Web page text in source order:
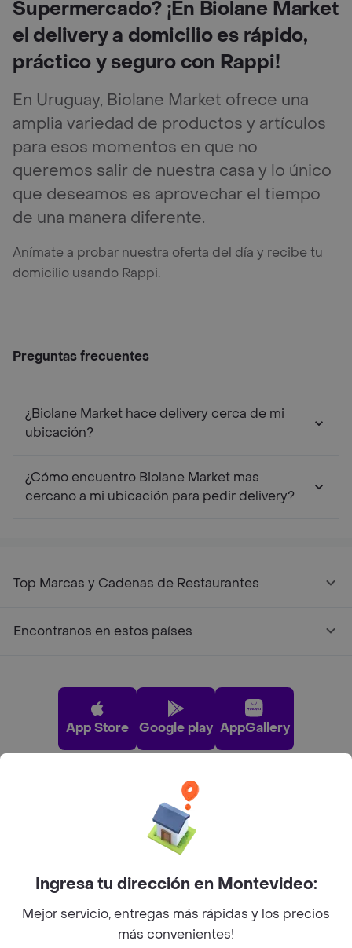
Supermercado? ¡En Biolane Market
el delivery a domicilio es rápido,
práctico y seguro con Rappi!
En Uruguay, Biolane Market ofrece una
amplia variedad de productos y artículos
para esos momentos en que no
queremos salir de nuestra casa y lo único
que deseamos es aprovechar el tiempo
de una manera diferente.
Anímate a probar nuestra oferta del día y recibe tu
domicilio usando Rappi.
Preguntas frecuentes
¿Biolane Market hace delivery cerca de mi
ubicación?
¿Cómo encuentro Biolane Market mas
cercano a mi ubicación para pedir delivery?
Top Marcas y Cadenas de Restaurantes
Encontranos en estos países
App Store Google play AppGallery
Pide tu comida favorita cerca de ti
Ingresa tu dirección en Montevideo:
Mejor servicio, entregas más rápidas y los precios
más convenientes!